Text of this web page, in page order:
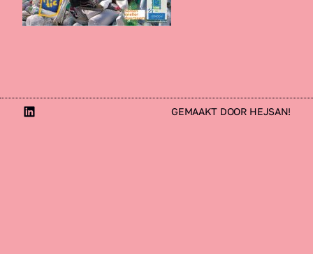
LinkedIn GEMAAKT DOOR HEJSAN!